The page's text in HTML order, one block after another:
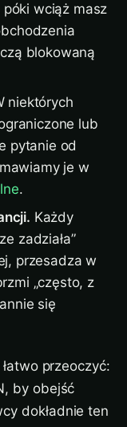
wciąż masz
blokowaną
niektórych
lub
pytanie od
je w
.
Każdy
zadziała”
przesadza w
„często, z
się
przeoczyć:
by obejść
dokładnie ten